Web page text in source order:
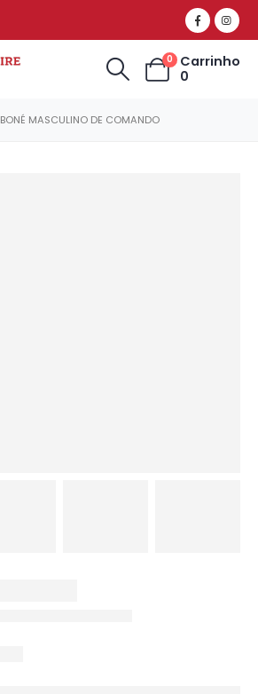
0
Carrinho
0
BONÉ MASCULINO DE COMANDO